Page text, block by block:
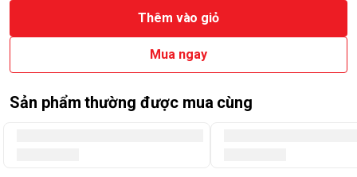
Thêm vào giỏ
Mua ngay
Sản phẩm thường được mua cùng